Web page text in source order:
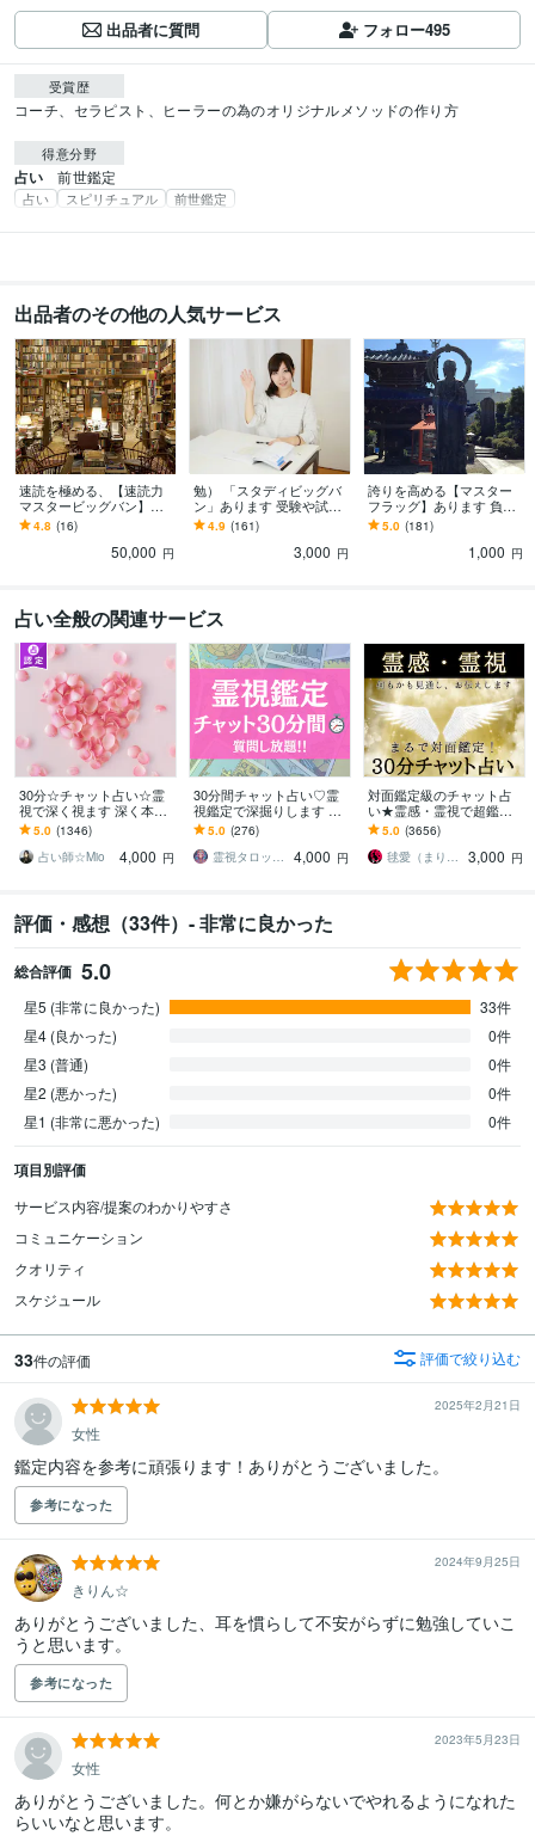
出品者に質問 フォロー495
受賞歴
コーチ、セラピスト、ヒーラーの為のオリジナルメソッドの作り方
得意分野
占い 前世鑑定
占い スピリチュアル 前世鑑定
出品者のその他の人気サービス
速読を極める、【速読力
マスタービッグバン】あ
ります 神を超えた、あな
たの速読を極めます。～8
00字鑑定書付き～
4.8 (16)
50,000 円
勉） 「スタディビッグバ
ン」あります 受験や試験
対策に効果てきめん！（3
00字鑑定付き）
4.9 (161)
3,000 円
誇りを高める【マスター
フラッグ】あります 負け
たくない！を、かなえま
す。～プチ鑑定つき～
5.0 (181)
1,000 円
占い全般の関連サービス
30分☆チャット占い☆霊
視で深く視ます 深く本質
にアクセス！上げなし幸
せになるためのお手伝い
をします
5.0 (1346)
占い師☆Mio
4,000 円
30分間チャット占い♡霊
視鑑定で深掘りします 霊
視で未来を導きます。こ
れからの真実、知りたく
ありませんか？
5.0 (276)
霊視タロット占い師＊lumina
4,000 円
対面鑑定級のチャット占
い★霊感・霊視で超鑑定
します 占いし放題の30
分！どんなことでも全て
を見通す霊感霊視で解決
5.0 (3656)
毬愛（まりあ）
3,000 円
評価・感想（33件）- 非常に良かった
総合評価 5.0
星5 (非常に良かった)
33件
星4 (良かった)
0件
星3 (普通)
0件
星2 (悪かった)
0件
星1 (非常に悪かった)
0件
項目別評価
サービス内容/提案のわかりやすさ
コミュニケーション
クオリティ
スケジュール
33件の評価 評価で絞り込む
2025年2月21日
女性
鑑定内容を参考に頑張ります！ありがとうございました。
参考になった
2024年9月25日
きりん☆
ありがとうございました、耳を慣らして不安がらずに勉強していこ
うと思います。
参考になった
2023年5月23日
女性
ありがとうございました。何とか嫌がらないでやれるようになれた
らいいなと思います。